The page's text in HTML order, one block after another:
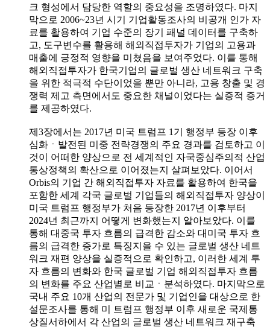
크 형성에서 담당한 역할의 중요성을 조명하였다. 마지
막으로 2006~23년 시기 기업활동조사의 비공개 인가 자
료를 활용하여 기업 수준의 장기 패널 데이터를 구축하
고, 도구변수를 활용해 해외직접투자가 기업의 고용과
매출에 긍정적 영향을 미쳤음을 보여주었다. 이를 통해
해외직접투자가 한국기업의 글로벌 생산 네트워크 구축
을 위한 적극적 수단이었을 뿐만 아니라, 고용 창출 및 경
쟁력 제고 측면에서도 중요한 채널이었다는 실증적 증거
를 제공하였다.
제3장에서는 2017년 미국 트럼프 1기 행정부 등장 이후
심화ㆍ발전된 미중 전략경쟁의 주요 경과를 검토하고 이
것이 어떠한 양상으로 전 세계적인 자국중심주의적 산업
통상정책의 확산으로 이어졌는지 살펴보았다. 이어서
Orbis의 기업 간 해외직접투자 자료를 활용하여 한국을
포함한 세계 각국 글로벌 기업들의 해외직접투자 양상이
미국 트럼프 행정부가 처음 등장한 2017년 이후부터
2024년 최근까지 어떻게 변화했는지 알아보았다. 이를
통해 대중국 투자 흐름의 급격한 감소와 대미국 투자 흐
름의 급격한 증가로 특징지을 수 있는 글로벌 생산 네트
워크 재편 양상을 실증적으로 확인하고, 이러한 세계 투
자 흐름의 변화와 한국 글로벌 기업 해외직접투자 흐름
의 변화를 주요 산업별로 비교ㆍ분석하였다. 마지막으로
국내 주요 10개 산업의 전문가 및 기업인을 대상으로 한
설문조사를 통해 미 트럼프 행정부 이후 새로운 국제통
상질서하에서 각 산업의 글로벌 생산 네트워크 재구축